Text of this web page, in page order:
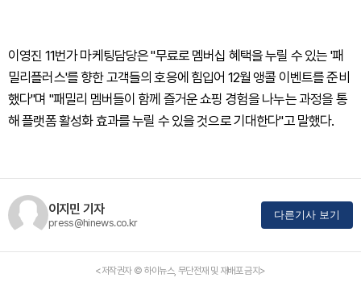
이영진 11번가 마케팅담당은 "무료로 멤버십 혜택을 누릴 수 있는 '패
밀리플러스'를 향한 고객들의 호응에 힘입어 12월 앵콜 이벤트를 준비
했다"며 "패밀리 멤버들이 함께 즐거운 쇼핑 경험을 나누는 과정을 통
해 플랫폼 활성화 효과를 누릴 수 있을 것으로 기대한다"고 말했다.
이지민 기자
press@hinews.co.kr
다른기사 보기
<저작권자 © 하이뉴스, 무단전재 및 재배포 금지>